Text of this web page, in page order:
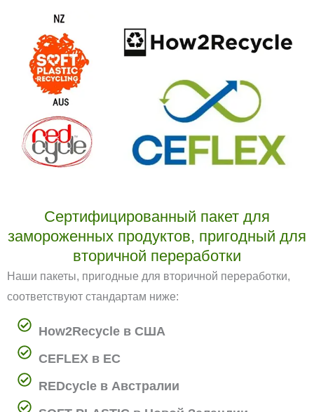
Сертифицированный пакет для
замороженных продуктов, пригодный для
вторичной переработки
Наши пакеты, пригодные для вторичной переработки,
соответствуют стандартам ниже:
How2Recycle в США
CEFLEX в ЕС
REDcycle в Австралии